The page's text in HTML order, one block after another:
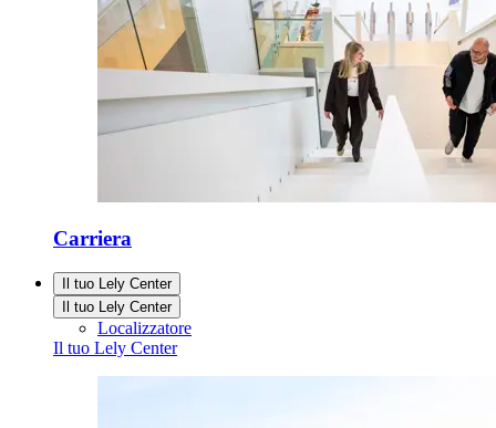
Carriera
Il tuo Lely Center
Il tuo Lely Center
Localizzatore
Il tuo Lely Center